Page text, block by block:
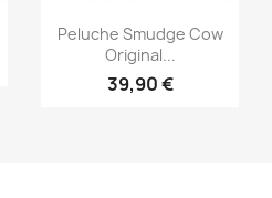
Aperçu rapide
Peluche Smudge Cow
Original...
39,90 €